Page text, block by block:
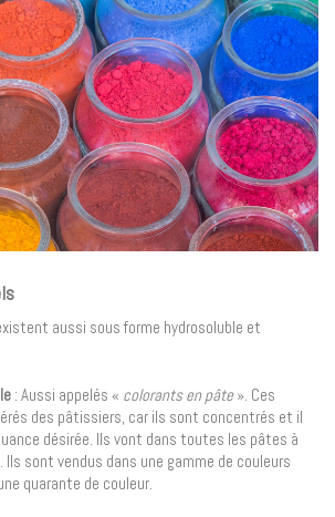
aussi sous forme hydrosoluble et
: Aussi appelés « colorants en pâte». Ces
des pâtissiers, car ils sont concentrés et il
désirée. Ils vont dans toutes les pâtes à
sont vendus dans une gamme de couleurs
quarante de couleur.